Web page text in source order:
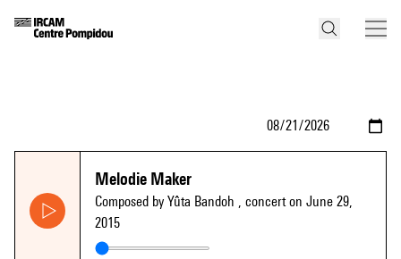
Melodie Maker
Composed by Yûta Bandoh , concert on June 29,
2015